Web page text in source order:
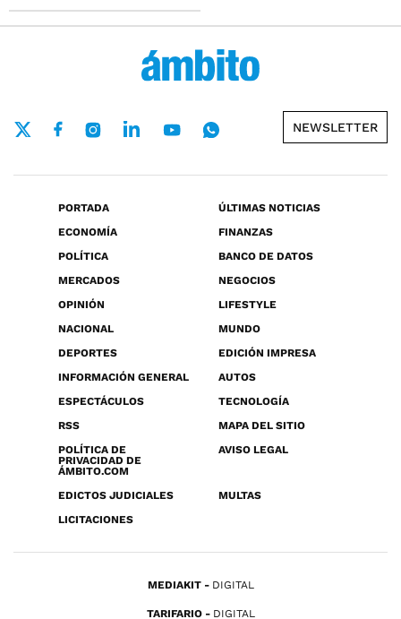
NEWSLETTER
PORTADA
ÚLTIMAS NOTICIAS
ECONOMÍA
FINANZAS
POLÍTICA
BANCO DE DATOS
MERCADOS
NEGOCIOS
OPINIÓN
LIFESTYLE
NACIONAL
MUNDO
DEPORTES
EDICIÓN IMPRESA
INFORMACIÓN GENERAL
AUTOS
ESPECTÁCULOS
TECNOLOGÍA
RSS
MAPA DEL SITIO
POLÍTICA DE
PRIVACIDAD DE
ÁMBITO.COM
AVISO LEGAL
EDICTOS JUDICIALES
MULTAS
LICITACIONES
MEDIAKIT DIGITAL
TARIFARIO DIGITAL